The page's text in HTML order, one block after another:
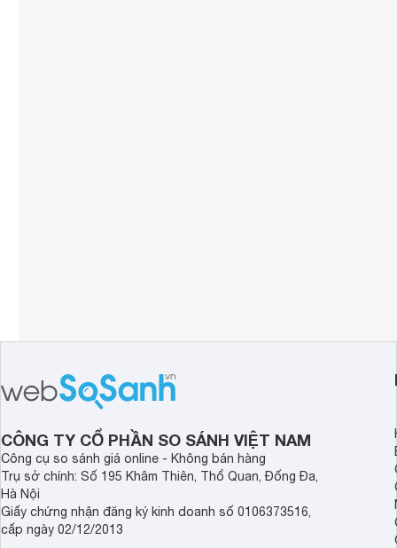
CÔNG TY CỔ PHẦN SO SÁNH VIỆT NAM
Công cụ so sánh giá online - Không bán hàng
Trụ sở chính: Số 195 Khâm Thiên, Thổ Quan, Đống Đa,
Hà Nội
Giấy chứng nhận đăng ký kinh doanh số 0106373516,
cấp ngày 02/12/2013